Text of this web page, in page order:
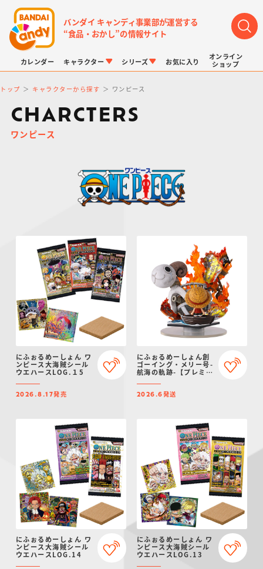
バンダイ キャンディ事業部が運営する
“食品・おかし”の情報サイト
カレンダー キャラクター
仮面ライダーシリー
ズ
PROJECT R.E.D.・
スーパー戦隊シリー
ガンダムシリーズ
ポケットモンスター
アンパンマン
シリーズ
キャラパキ
にふぉるめーしょん
＆スクエアシール
SMPシリーズ
ポケモンスケールワ
ールド
お気に入り
オンライン
ショップ
トップ キャラクターから探す ワンピース
CHARCTERS
ワンピース
にふぉるめーしょん ワ
ンピース大海賊シール
ウエハースLOG.１5
2026.8.17発売
にふぉるめーしょん創
ゴーイング・メリー号-
航海の軌跡-【プレミア
2026.6発送
にふぉるめーしょん ワ
ンピース大海賊シール
ウエハースLOG.14
にふぉるめーしょん ワ
ンピース大海賊シール
ウエハースLOG.13